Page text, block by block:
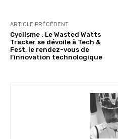
ARTICLE PRÉCÉDENT
Cyclisme : Le Wasted Watts
Tracker se dévoile à Tech &
Fest, le rendez-vous de
l’innovation technologique